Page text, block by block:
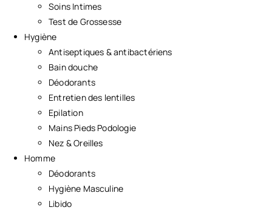
Soins Intimes
Test de Grossesse
Hygiène
Antiseptiques & antibactériens
Bain douche
Déodorants
Entretien des lentilles
Epilation
Mains Pieds Podologie
Nez & Oreilles
Homme
Déodorants
Hygiène Masculine
Libido